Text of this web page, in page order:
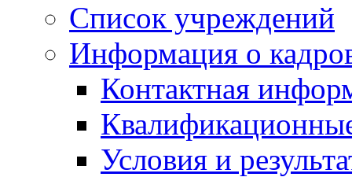
Список учреждений
Информация о
Контактная
Условия и